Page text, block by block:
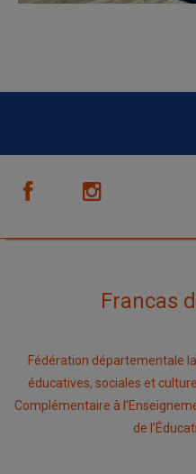
Francas
Fédération départementale
éducatives, sociales et
Complémentaire à
de